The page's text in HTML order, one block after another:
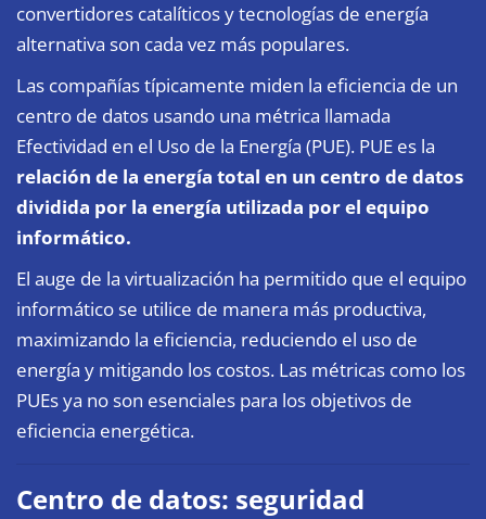
convertidores catalíticos y tecnologías de energía
alternativa son cada vez más populares.
Las compañías típicamente miden la eficiencia de un
centro de datos usando una métrica llamada
Efectividad en el Uso de la Energía (PUE). PUE es la
relación de la energía total en un centro de datos
dividida por la energía utilizada por el equipo
informático.
El auge de la virtualización ha permitido que el equipo
informático se utilice de manera más productiva,
maximizando la eficiencia, reduciendo el uso de
energía y mitigando los costos. Las métricas como los
PUEs ya no son esenciales para los objetivos de
eficiencia energética.
Centro de datos: seguridad